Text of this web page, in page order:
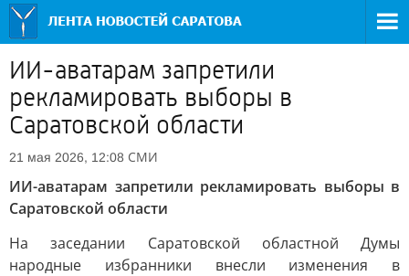
ИИ-аватарам запретили
рекламировать выборы в
Саратовской области
21 мая 2026, 12:08 СМИ
ИИ-аватарам запретили рекламировать выборы в
Саратовской области
На заседании Саратовской областной Думы
народные избранники внесли изменения в